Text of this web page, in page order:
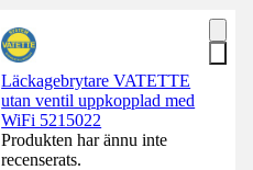
Läckagebrytare VATETTE
utan ventil uppkopplad med
WiFi 5215022
Produkten har ännu inte
recenserats.